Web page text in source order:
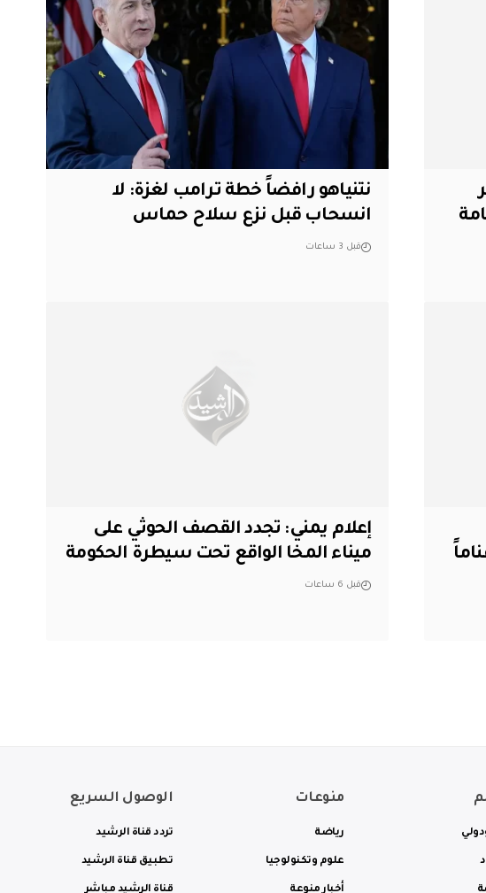
نتنياهو رافضاً خطة ترامب لغزة: لا
انسحاب قبل نزع سلاح حماس
قبل 3 ساعات
إعلام يمني: تجدد القصف الحوثي على
ميناء المخا الواقع تحت سيطرة الحكومة
قبل 6 ساعات
منوعات
رياضة
علوم وتكنولوجيا
أخبار منوعة
الوصول السريع
تردد قناة الرشيد
تطبيق قناة الرشيد
قناة الرشيد مباشر